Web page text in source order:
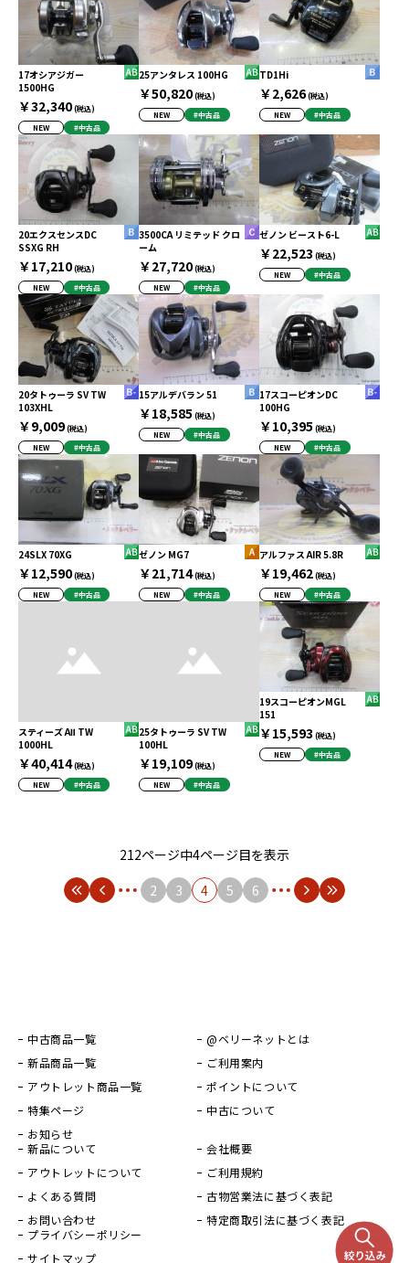
17オシアジガー
1500HG
￥32,340(税込)
NEW
#中古品
25アンタレス 100HG
￥50,820(税込)
NEW
#中古品
TD1Hi
￥2,626(税込)
NEW
#中古品
20エクスセンスDC
SSXG RH
￥17,210(税込)
NEW
#中古品
3500CA リミテッド クロ
ーム
￥27,720(税込)
NEW
#中古品
ゼノン ビースト6-L
￥22,523 (税込)
NEW
#中古品
20タトゥーラ SV TW
103XHL
￥9,009(税込)
NEW
#中古品
15アルデバラン 51
￥18,585 (税込)
NEW
#中古品
17スコーピオンDC
100HG
￥10,395 (税込)
NEW
#中古品
24SLX 70XG
￥12,590(税込)
NEW
#中古品
ゼノン MG7
￥21,714(税込)
NEW
#中古品
アルファス AIR 5.8R
￥19,462(税込)
NEW
#中古品
スティーズ AⅡ TW
1000HL
￥40,414(税込)
NEW
#中古品
25タトゥーラ SV TW
100HL
￥19,109(税込)
NEW
#中古品
19スコーピオンMGL
151
￥15,593 (税込)
NEW
#中古品
212ページ中4ページ目を表示
2
3 4 5 6
中古商品一覧
新品商品一覧
アウトレット商品一覧
特集ページ
お知らせ
@ベリーネットとは
ご利用案内
ポイントについて
中古について
新品について
アウトレットについて
よくある質問
お問い合わせ
会社概要
ご利用規約
古物営業法に基づく表記
特定商取引法に基づく表記
プライバシーポリシー
サイトマップ